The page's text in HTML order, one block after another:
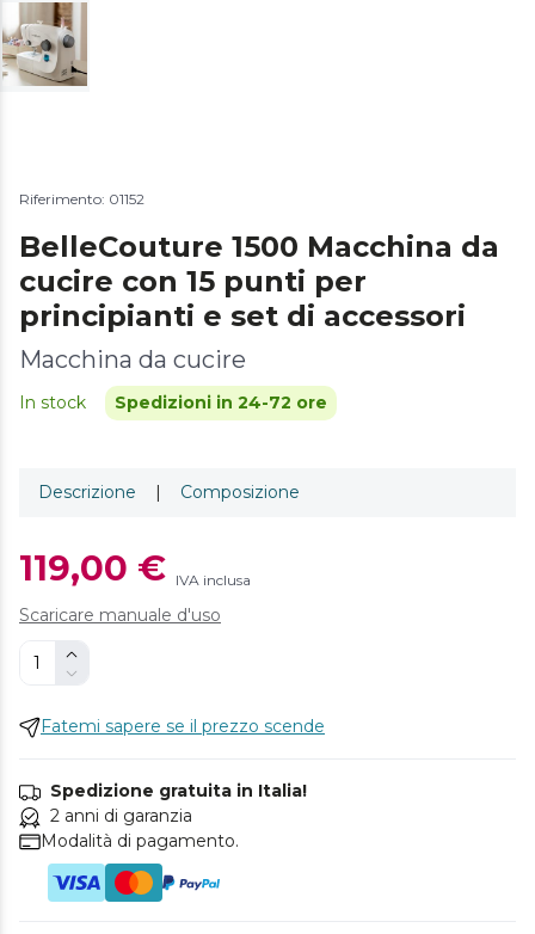
Riferimento: 01152
BelleCouture 1500 Macchina da
cucire con 15 punti per
principianti e set di accessori
Macchina da cucire
In stock Spedizioni in 24-72 ore
Descrizione | Composizione
119,00 € IVA inclusa
Scaricare manuale d'uso
Fatemi sapere se il prezzo scende
Spedizione gratuita in Italia!
2 anni di garanzia
Modalità di pagamento.